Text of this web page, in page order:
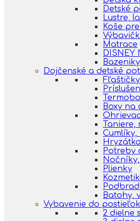
Detské
Lustre,
Koše
Matrace
DISNEY
Bazeniky
Dojčenské a detské
Boxy na
Taniere,
Potreby
Plienky
Batohy,
Vybavenie do postieľok
2 dielne